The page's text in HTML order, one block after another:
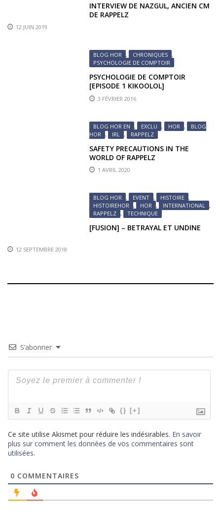
INTERVIEW DE NAZGUL, ANCIEN CM
DE RAPPELZ
12 JUIN 2019
BLOG HOR , CHRONIQUES ,
PSYCHOLOGIE DE COMPTOIR
PSYCHOLOGIE DE COMPTOIR
[EPISODE 1 KIKOOLOL]
3 FÉVRIER 2016
BLOG HOR EN , EXCLU , HOR ,
BLOG
HOR
, IRL , RAPPELZ
SAFETY PRECAUTIONS IN THE
WORLD OF RAPPELZ
1 AVRIL 2020
BLOG HOR , EVENT , HISTOIRE ,
HISTOIREHOR , HOR , INTERNATIONAL ,
RAPPELZ , TECHNIQUE
[FUSION] – BETRAYAL ET UNDINE
12 SEPTEMBRE 2018
S’abonner
{} [+]
Ce site utilise Akismet pour réduire les indésirables. En savoir
plus sur comment les données de vos commentaires sont
utilisées.
0 COMMENTAIRES